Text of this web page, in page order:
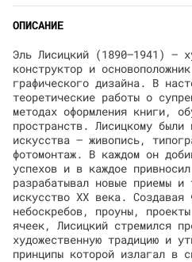
ОПИСАНИЕ
Эль Лисицкий (1890–1941) —
конструктор и
графического дизайна. В
теоретические работы о
методах оформления книги,
пространств. Лисицкому были
искусства — живопись,
фотомонтаж. В каждом он
успехов и в каждое
разрабатывал новые приемы и
искусство XX века. Создавая
небоскребов, проуны,
ячеек, Лисицкий стремился
художественную традицию и
принципы которой излагал в